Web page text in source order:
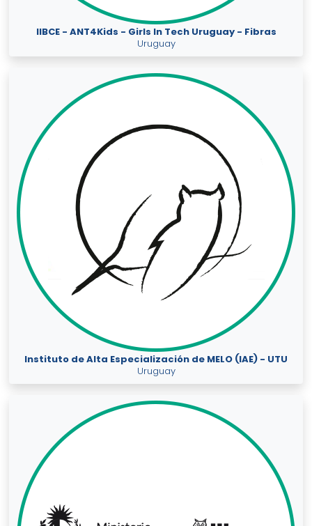
IIBCE - ANT4Kids - Girls In Tech Uruguay - Fibras
Uruguay
Instituto de Alta Especialización de MELO (IAE) - UTU
Uruguay